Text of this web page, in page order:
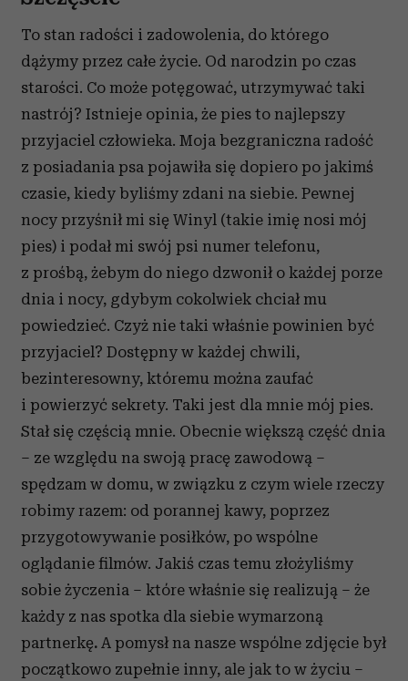
To stan radości i zadowolenia, do którego
dążymy przez całe życie. Od narodzin po czas
starości. Co może potęgować, utrzymywać taki
nastrój? Istnieje opinia, że pies to najlepszy
przyjaciel człowieka. Moja bezgraniczna radość
z posiadania psa pojawiła się dopiero po jakimś
czasie, kiedy byliśmy zdani na siebie. Pewnej
nocy przyśnił mi się Winyl (takie imię nosi mój
pies) i podał mi swój psi numer telefonu,
z prośbą, żebym do niego dzwonił o każdej porze
dnia i nocy, gdybym cokolwiek chciał mu
powiedzieć. Czyż nie taki właśnie powinien być
przyjaciel? Dostępny w każdej chwili,
bezinteresowny, któremu można zaufać
i powierzyć sekrety. Taki jest dla mnie mój pies.
Stał się częścią mnie. Obecnie większą część dnia
– ze względu na swoją pracę zawodową –
spędzam w domu, w związku z czym wiele rzeczy
robimy razem: od porannej kawy, poprzez
przygotowywanie posiłków, po wspólne
oglądanie filmów. Jakiś czas temu złożyliśmy
sobie życzenia – które właśnie się realizują – że
każdy z nas spotka dla siebie wymarzoną
partnerkę. A pomysł na nasze wspólne zdjęcie był
początkowo zupełnie inny, ale jak to w życiu –